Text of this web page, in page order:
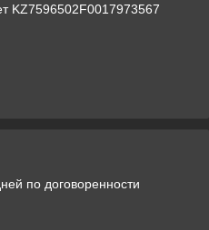
KZ7596502F0017973567
по договоренности